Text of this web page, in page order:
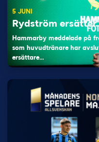
5 JUNI
Rydström
Hammarby meddelade på
som huvudtränare har
ersättare…